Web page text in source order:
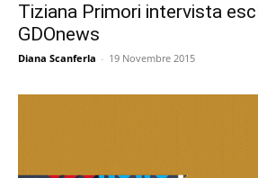
Tiziana Primori intervista
GDOnews
Diana Scanferla - 19 Novembre 2015